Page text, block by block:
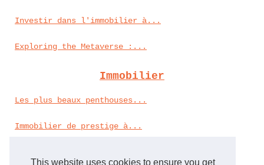
This website uses cookies to ensure you get
Investir dans l'immobilier à...
Exploring the Metaverse :...
Immobilier
Les plus beaux penthouses...
Immobilier de prestige à...